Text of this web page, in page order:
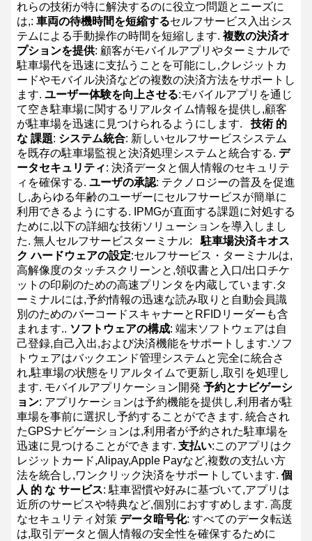
れらの技術が特に解決するのに役立つ問題とニーズに
は,: 車両の待機時間を短縮するセルフサービス入出シス
テムによる手動操作の時間を短縮します. 複数の決済オ
プションを提供: 顧客がモバイルアプリやターミナルで
駐車場代を迅速に支払うことを可能にし,クレジットカ
ードやモバイル決済などの複数の決済方法をサポートし
ます. ユーザー体験を向上させる:モバイルアプリを通じ
て空き駐車場に関するリアルタイム情報を提供し,顧客
が駐車場を迅速に見つけられるようにします.
技術 的
な 課題: システム統合: 新しいセルフサービスシステム
を既存の駐車場監視と決済処理システムと統合する. デ
ータセキュリティ: 決済データと個人情報のセキュリテ
ィを確保する. ユーザの承認: テクノロジーの普及を促進
し,あらゆる年齢のユーザーにセルフサービスが簡単に
利用できるようにする.
IPMGが直面する課題に対処する
ために,以下の詳細な技術ソリューションを導入しまし
た. 無人セルフサービスターミナル:
駐車場決済キオス
ク ハードウェアの設定:セルフサービス・ターミナルは,
高解像度のタッチスクリーンと,領収書と入口/出口チケ
ットの印刷のための高速プリンタを内蔵しています.タ
ーミナルには,予約情報の迅速な読み取りと自動会員識
別のためのバーコードスキャナーとRFIDリーダーも含
まれます.. ソフトウェアの構成: 端末ソフトウェアは自
己登録,自己入出,および決済機能をサポートします.ソフ
トウェアはバックエンド管理システムと完全に統合さ
れ,駐車場の状態をリアルタイムで更新し,取引を処理し
ます. モバイルアプリケーション開発 予約とナビゲーシ
ョン: アプリケーションは予約機能を提供し,利用者が駐
車場を事前に選択し予約することができます. 統合され
たGPSナビゲーションは,利用者が予約された駐車場を
迅速に見つけることができます. 支払い:このアプリはク
レジットカード,Alipay,Apple Payなど,複数の支払い方
法を統合し,ワンクリック決済をサポートしています. 個
人 的 な サービス: 駐車習慣や好みに基づいて,アプリは
近所のサービスや特典など,個別におすすめします. 高度
なセキュリティ対策 データ暗号化: すべてのデータ転送
は,取引データと個人情報の安全性を確保するために